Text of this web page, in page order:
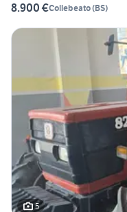
8.900 €Collebeato(BS)
5